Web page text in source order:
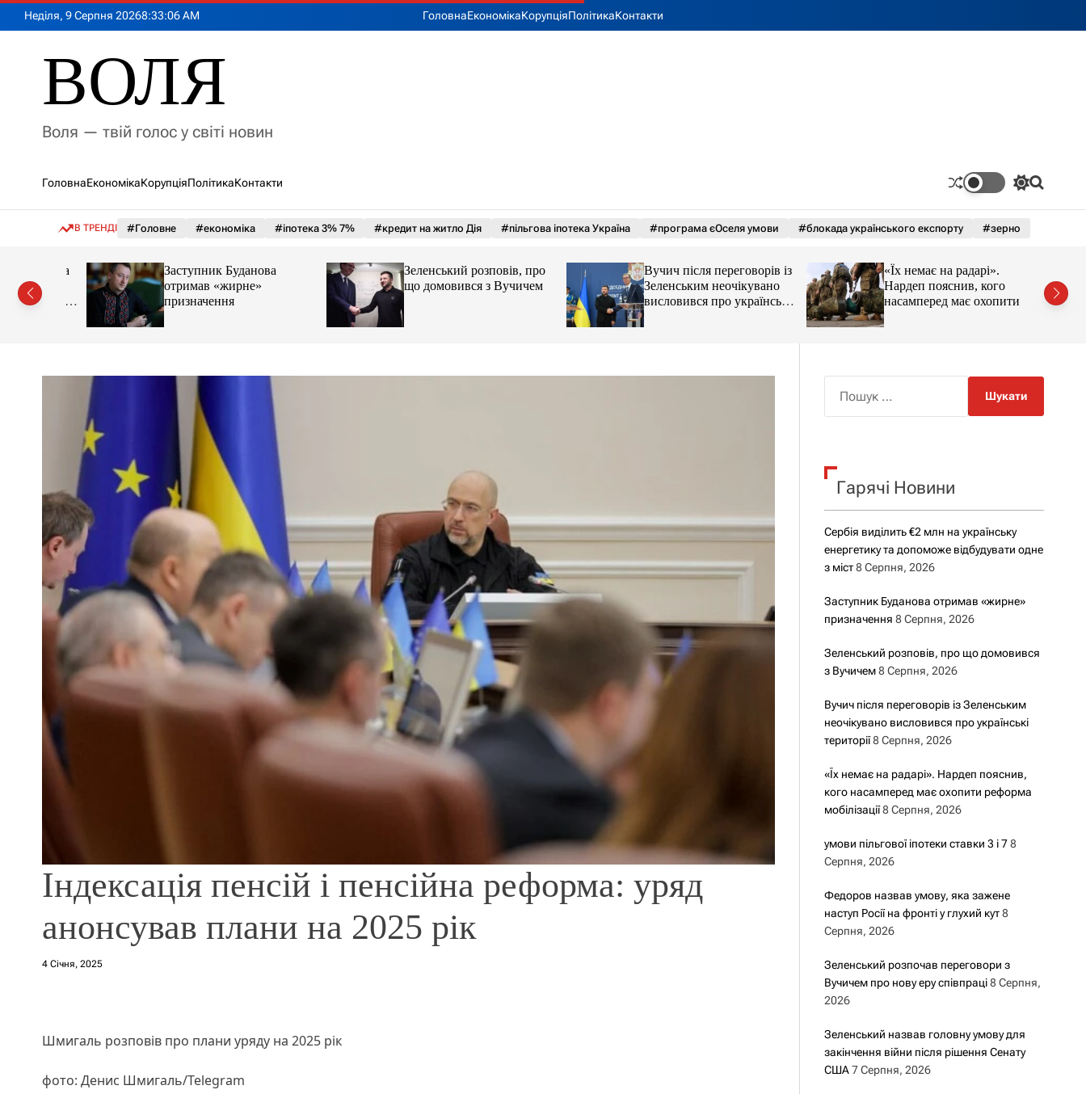
Неділя, 9 Серпня 20268:33:08AM ГоловнаЕкономікаКорупціяПолітикаКонтакти
ВОЛЯ
Воля — твій голос у світі новин
ГоловнаЕкономікаКорупціяПолітикаКонтакти
П
е
к
а
ч
р
о
у
П
В ТРЕНДІ #Головне #економіка #іпотека 3% 7% #кредит на житло Дія #пільгова іпотека Україна #програма єОселя умови #блокада українського експорту #зерно
та
одне
Заступник Буданова
отримав «жирне»
призначення
Зеленський розповів, про
що домовився з Вучичем
Вучич після переговорів із
Зеленським неочікувано
висловився про українські
території
«Їх немає на радарі».
Нардеп пояснив, кого
насамперед має охопити
реформа мобілізації
Індексація пенсій і пенсійна реформа: уряд
анонсував плани на 2025 рік
4 Січня, 2025
Шмигаль розповів про плани уряду на 2025 рік
фото: Денис Шмигаль/Telegram
к
Гарячі Новини
Сербія виділить €2 млн на українську
енергетику та допоможе відбудувати одне
з міст 8 Серпня, 2026
Заступник Буданова отримав «жирне»
призначення 8 Серпня, 2026
Зеленський розповів, про що домовився
з Вучичем 8 Серпня, 2026
Вучич після переговорів із Зеленським
неочікувано висловився про українські
території 8 Серпня, 2026
«Їх немає на радарі». Нардеп пояснив,
кого насамперед має охопити реформа
мобілізації 8 Серпня, 2026
умови пільгової іпотеки ставки 3 і 7 8
Серпня, 2026
Федоров назвав умову, яка зажене
наступ Росії на фронті у глухий кут 8
Серпня, 2026
Зеленський розпочав переговори з
Вучичем про нову еру співпраці 8 Серпня,
2026
Зеленський назвав головну умову для
закінчення війни після рішення Сенату
США 7 Серпня, 2026